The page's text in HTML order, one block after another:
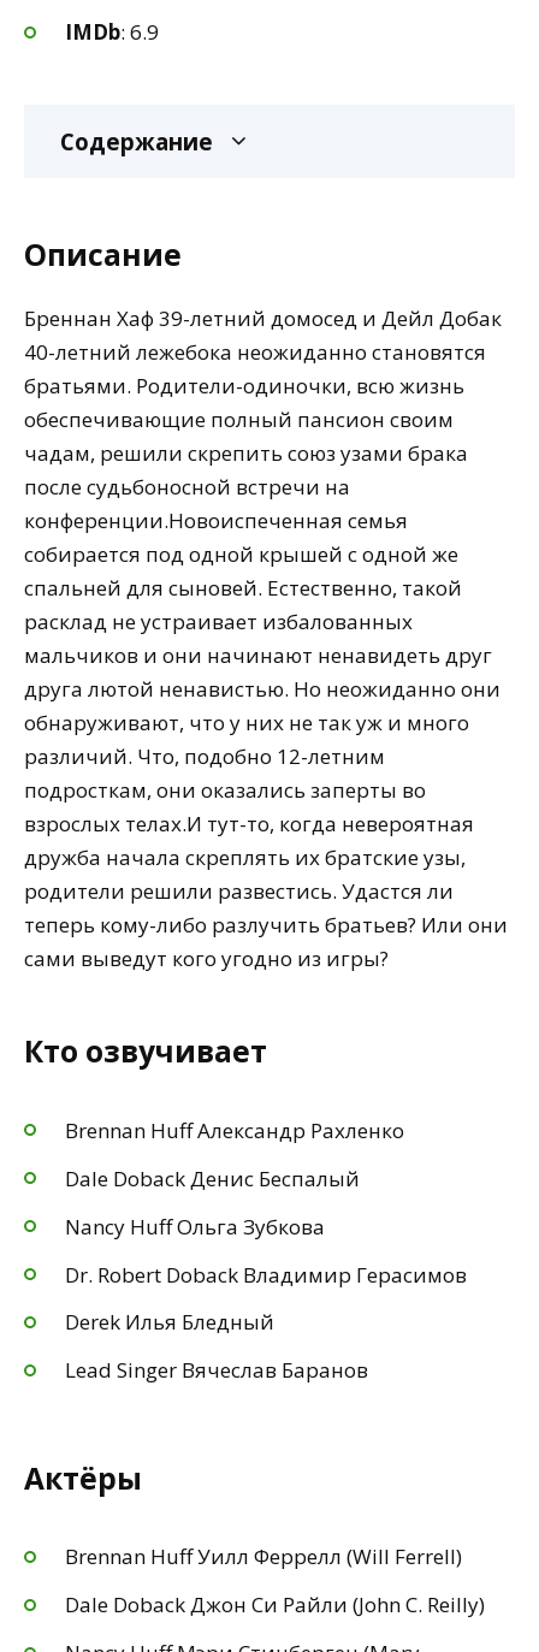
IMDb: 6.9
Содержание
Описание
Бреннан Хаф 39-летний домосед и Дейл Добак
40-летний лежебока неожиданно становятся
братьями. Родители-одиночки, всю жизнь
обеспечивающие полный пансион своим
чадам, решили скрепить союз узами брака
после судьбоносной встречи на
конференции.Новоиспеченная семья
собирается под одной крышей с одной же
спальней для сыновей. Естественно, такой
расклад не устраивает избалованных
мальчиков и они начинают ненавидеть друг
друга лютой ненавистью. Но неожиданно они
обнаруживают, что у них не так уж и много
различий. Что, подобно 12-летним
подросткам, они оказались заперты во
взрослых телах.И тут-то, когда невероятная
дружба начала скреплять их братские узы,
родители решили развестись. Удастся ли
теперь кому-либо разлучить братьев? Или они
сами выведут кого угодно из игры?
Кто озвучивает
Brennan Huff Александр Рахленко
Dale Doback Денис Беспалый
Nancy Huff Ольга Зубкова
Dr. Robert Doback Владимир Герасимов
Derek Илья Бледный
Lead Singer Вячеслав Баранов
Актёры
Brennan Huff Уилл Феррелл (Will Ferrell)
Dale Doback Джон Си Райли (John C. Reilly)